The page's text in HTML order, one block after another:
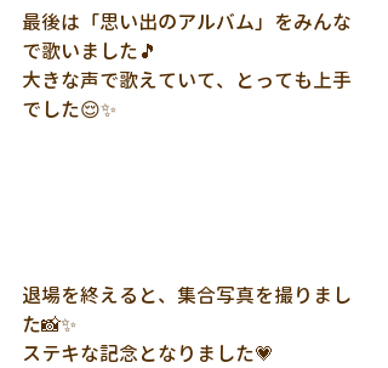
最後は「思い出のアルバム」をみんな
で歌いました🎵
大きな声で歌えていて、とっても上手
でした😌✨
退場を終えると、集合写真を撮りまし
た📸✨
ステキな記念となりました💗